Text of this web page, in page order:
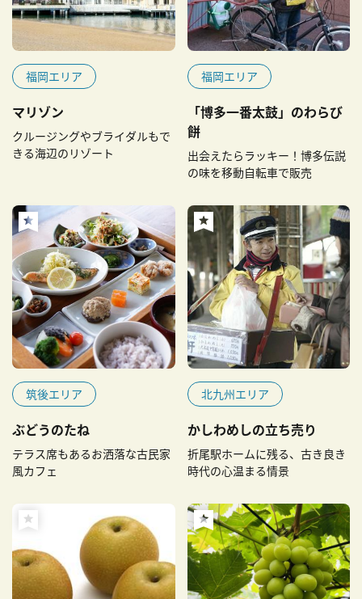
福岡エリア
マリゾン
クルージングやブライダルもで
きる海辺のリゾート
福岡エリア
「博多一番太鼓」のわらび
餅
出会えたらラッキー！博多伝説
の味を移動自転車で販売
筑後エリア
ぶどうのたね
テラス席もあるお洒落な古民家
風カフェ
北九州エリア
かしわめしの立ち売り
折尾駅ホームに残る、古き良き
時代の心温まる情景